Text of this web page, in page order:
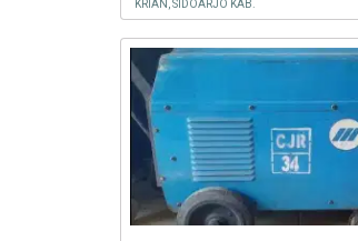
KRIAN, SIDOARJO KAB.